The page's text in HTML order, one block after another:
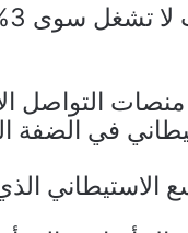
التواصل
في الضفة
الاستيطاني